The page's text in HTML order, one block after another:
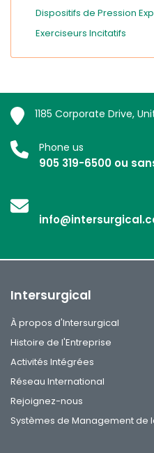
Dispositifs de Pression
Exerciseurs Incitatifs
1185 Corporate Drive,
Phone us
905 319-6500 ou
Intersurgical
À propos d'Intersurgical
Histoire de l'Entreprise
Activités Intégrées
Réseau International
Rejoignez-nous
Systèmes de Management de